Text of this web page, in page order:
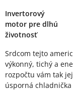
Invertorový
motor pre dlhú
životnosť
Srdcom tejto
výkonný, tichý a
rozpočtu vám tak
úsporná